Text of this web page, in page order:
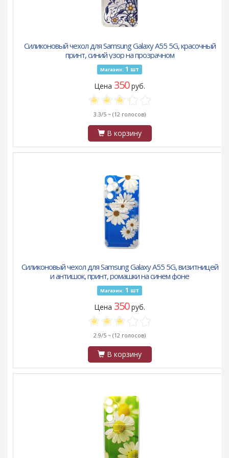
Силиконовый чехол для Samsung Galaxy A55 5G, красочный
принт, синий узор на прозрачном
Магазин: 1 шт
Цена 350руб.
3.3/5 ~ (12 голосов)
В корзину
Силиконовый чехол для Samsung Galaxy A55 5G, визитницей
и антишок, принт, ромашки на синем фоне
Магазин: 1 шт
Цена 350руб.
2.9/5 ~ (12 голосов)
В корзину